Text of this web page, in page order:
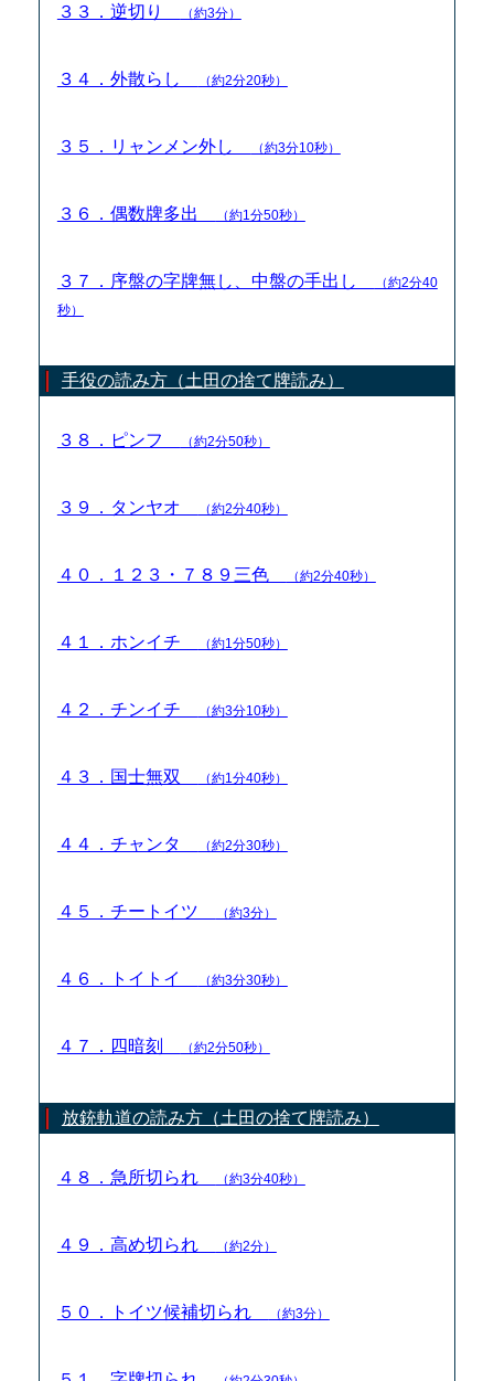
３３．逆切り （約3分）
３４．外散らし （約2分20秒）
３５．リャンメン外し （約3分10秒）
３６．偶数牌多出 （約1分50秒）
３７．序盤の字牌無し、中盤の手出し
（約2分40
秒）
手役の読み方（土田の捨て牌読み）
３８．ピンフ （約2分50秒）
３９．タンヤオ （約2分40秒）
４０．１２３・７８９三色 （約2分40秒）
４１．ホンイチ （約1分50秒）
４２．チンイチ （約3分10秒）
４３．国士無双 （約1分40秒）
４４．チャンタ （約2分30秒）
４５．チートイツ （約3分）
４６．トイトイ （約3分30秒）
４７．四暗刻 （約2分50秒）
放銃軌道の読み方（土田の捨て牌読み）
４８．急所切られ （約3分40秒）
４９．高め切られ （約2分）
５０．トイツ候補切られ （約3分）